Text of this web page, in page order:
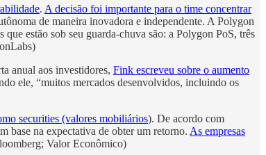
. A decisão foi importante para o time concentrar
de maneira inovadora e independente. A Polygon
estão sob seu guarda-chuva são: a Polygon PoS, três
anual aos investidores, Fink escreveu sobre o aumento
ele, “muitos mercados desenvolvidos, incluindo os
securities (valores mobiliários). De acordo com
base na expectativa de obter um retorno. As empresas
Valor Econômico)